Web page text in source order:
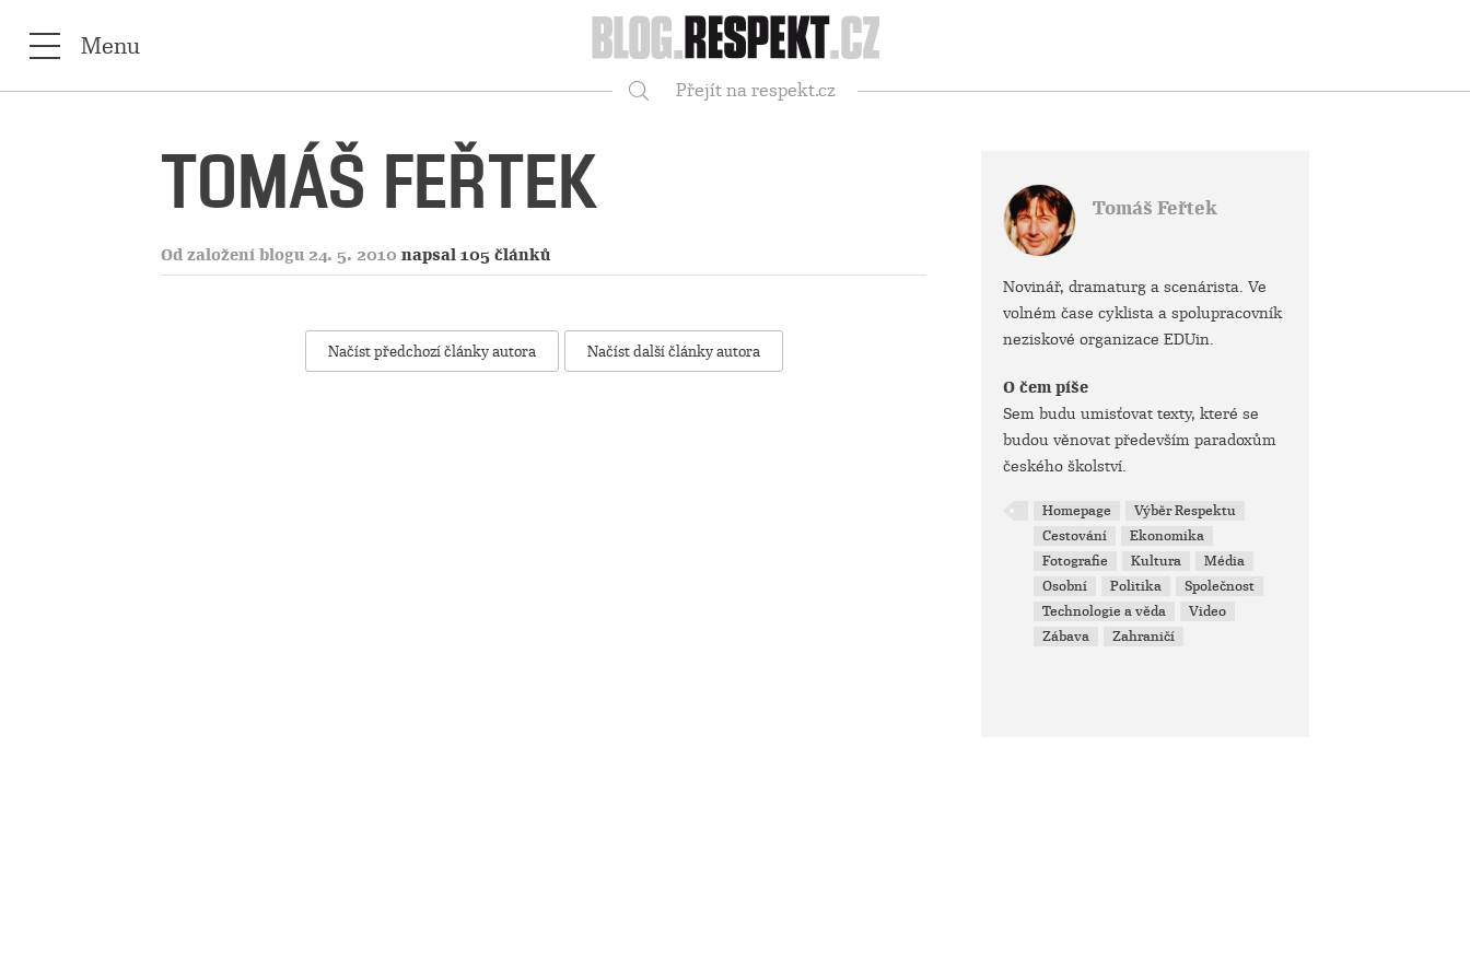
Respekt
Menu
Přejít na respekt.cz
TOMÁŠ FEŘTEK
Od založení blogu 24. 5. 2010 napsal 105 článků
Načíst předchozí články autora Načíst další články autora
Tomáš Feřtek
Novinář, dramaturg a scenárista. Ve
volném čase cyklista a spolupracovník
neziskové organizace EDUin.
O čem píše
Sem budu umisťovat texty, které se
budou věnovat především paradoxům
českého školství.
Homepage
Výběr Respektu
Cestování
Ekonomika
Fotografie
Kultura
Média
Osobní
Politika
Společnost
Technologie a věda
Video
Zábava
Zahraničí